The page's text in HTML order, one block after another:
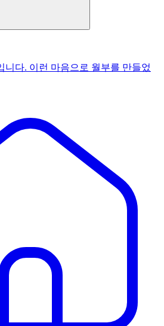
니다. 이런 마음으로 월부를 만들었